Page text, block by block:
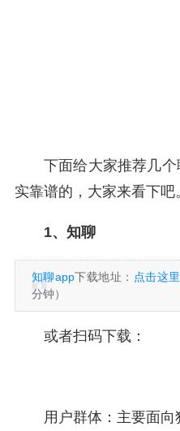
下面给大家推荐几
实靠谱的，大家来看下吧
1、知聊
知聊app下载地址： 点击这
分钟）
或者扫码下载：
用户群体：主要面向